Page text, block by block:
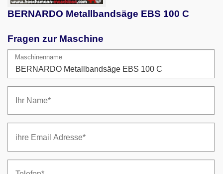
BERNARDO Metallbandsäge EBS 100 C
Fragen zur Maschine
Maschinenname